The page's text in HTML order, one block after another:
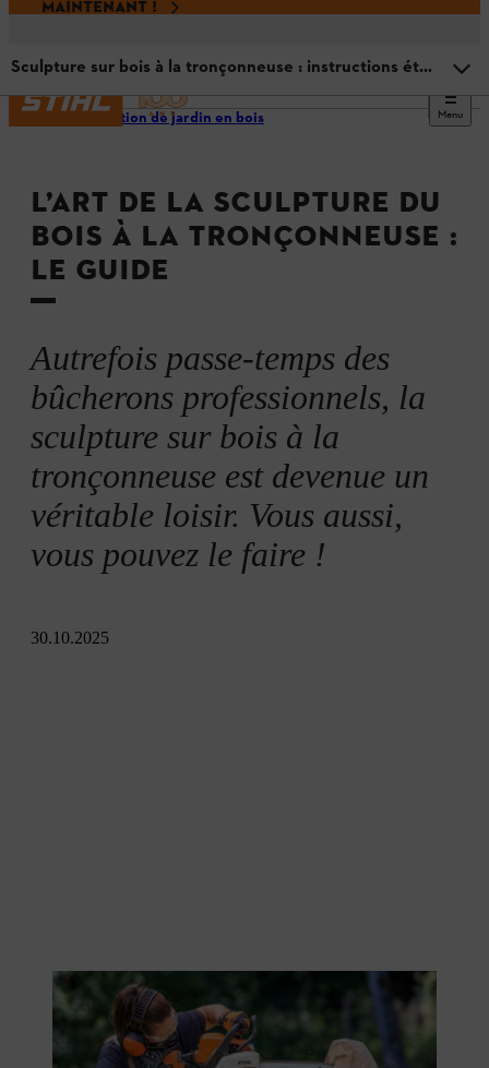
MAINTENANT !
Menu
Décoration de jardin en bois
L’ART DE LA SCULPTURE DU
BOIS À LA TRONÇONNEUSE :
LE GUIDE
Autrefois passe-temps des
bûcherons professionnels, la
sculpture sur bois à la
tronçonneuse est devenue un
véritable loisir. Vous aussi,
vous pouvez le faire !
30.10.2025
Sculpture sur bois à la tronçonneuse : instructions étape par étape
Ce qu’il faut savoir avant de se lancer
Équipement de protection nécessaire
Conseils et idées
Quelle tronçonneuse choisir pour faire de la sculpture ?
Quel bois choisir pour une sculpture à la tronçonneuse ?
Sculpture sur bois à la tronçonneuse : instructions étape
par étape